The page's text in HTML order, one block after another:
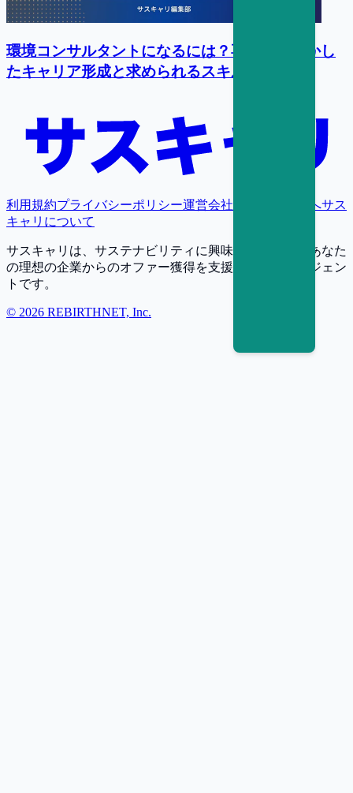
環境コンサルタントになるには？専門性を活かし
たキャリア形成と求められるスキル
利用規約プライバシーポリシー運営会社 採用担当者様へサス
キャリについて
サスキャリは、サステナビリティに興味・関心を持つあなた
の理想の企業からのオファー獲得を支援する転職エージェン
トです。
© 2026 REBIRTHNET, Inc.